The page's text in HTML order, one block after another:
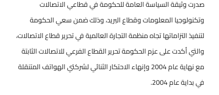
صدرت وثيقة السياسة العامة للحكومة في قطاعي الاتصالات
وتكنولوجيا المعلومات وقطاع البريد، وذلك ضمن سعي الحكومة
لتنفيذ التزاماتها تجاه منظمة التجارة العالمية في تحرير قطاع الاتصالات،
والتي أكدت على عزم الحكومة تحرير القطاع الفرعي للاتصالات الثابتة
مع نهاية عام 2004 وإنهاء الاحتكار الثنائي لشركتي الهواتف المتنقلة
في بداية عام 2004.